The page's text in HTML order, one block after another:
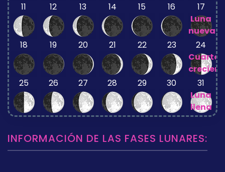
11 12 13 14 15 16
17
Luna
nueva
18
19 20 21 22 23
24
Cuarto
25
26 27 28 29 30
31
Luna
llena
INFORMACIÓN DE LAS FASES LUNARES: